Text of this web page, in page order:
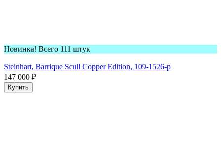
Новинка! Всего 111 штук
Steinhart, Barrique Scull Copper Edition, 109-1526-p
147 000 ₽
Купить